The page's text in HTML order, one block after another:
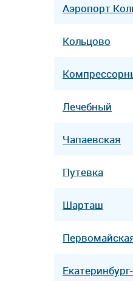
Аэропорт
Кольцово
Лечебный
Чапаевская
Путевка
Шарташ